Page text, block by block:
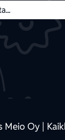
Meio Oy |